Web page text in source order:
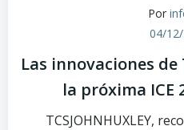
Por
04/
Las innovaciones de
la próxima ICE
TCSJOHNHUXLEY,